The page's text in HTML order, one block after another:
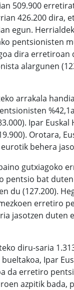
509.900
426.200 dira,
egun.
pentsionisten
dira erretiroan
alargunen
arrakala
Ipar
Orotara,
behera
gutxiagoko
bat duten
du (127.200).
erretiro
jasotzen duten
diru-saria
Ipar
da erretiro
azpitik bada,